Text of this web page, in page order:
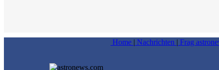
Home | Nachrichten | Frag